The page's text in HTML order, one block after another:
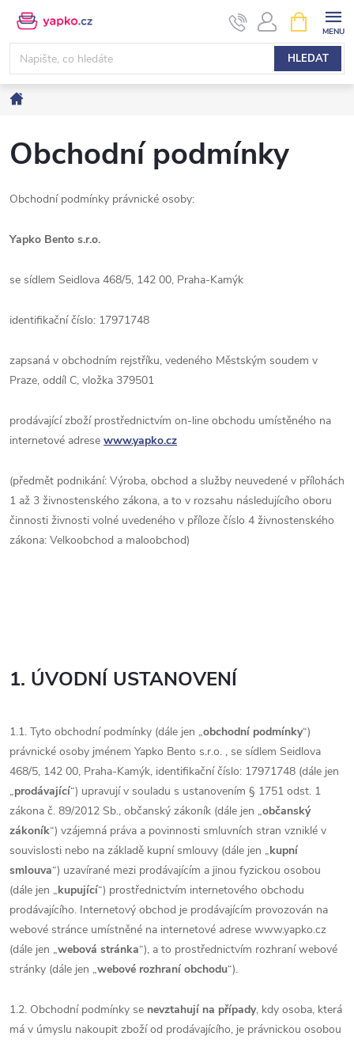
Přejít
obsah
HLEDAT
NÁKUPNÍ
KOŠÍK
Obchodní podmínky
Obchodní podmínky právnické osoby:
Yapko Bento s.r.o.
se sídlem Seidlova 468/5, 142 00, Praha-Kamýk
identifikační číslo: 17971748
zapsaná v obchodním rejstříku, vedeného Městským soudem v
Praze, oddíl C, vložka 379501
prodávající zboží prostřednictvím on-line obchodu umístěného na
internetové adrese www.yapko.cz
(předmět podnikání: Výroba, obchod a služby neuvedené v přílohách
1 až 3 živnostenského zákona, a to v rozsahu následujícího oboru
činnosti živnosti volné uvedeného v příloze číslo 4 živnostenského
zákona: Velkoobchod a maloobchod)
1. ÚVODNÍ USTANOVENÍ
1.1. Tyto obchodní podmínky (dále jen „obchodní podmínky“)
právnické osoby jménem Yapko Bento s.r.o. , se sídlem Seidlova
468/5, 142 00, Praha-Kamýk, identifikační číslo: 17971748 (dále jen
„prodávající“) upravují v souladu s ustanovením § 1751 odst. 1
zákona č. 89/2012 Sb., občanský zákoník (dále jen „občanský
zákoník“) vzájemná práva a povinnosti smluvních stran vzniklé v
souvislosti nebo na základě kupní smlouvy (dále jen „kupní
smlouva“) uzavírané mezi prodávajícím a jinou fyzickou osobou
(dále jen „kupující“) prostřednictvím internetového obchodu
prodávajícího. Internetový obchod je prodávajícím provozován na
webové stránce umístněné na internetové adrese www.yapko.cz
(dále jen „webová stránka“), a to prostřednictvím rozhraní webové
stránky (dále jen „webové rozhraní obchodu“).
1.2. Obchodní podmínky se nevztahují na případy, kdy osoba, která
má v úmyslu nakoupit zboží od prodávajícího, je právnickou osobou